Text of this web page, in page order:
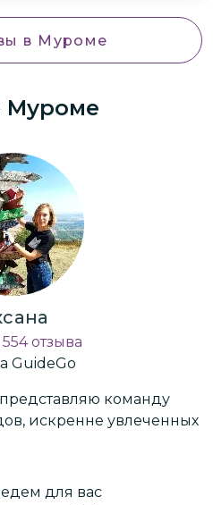
сказали, что
очень быстро и они
добрые и
в Муроме
Муроме
554 отзыва
GuideGo
команду
искренне увлеченных
для вас